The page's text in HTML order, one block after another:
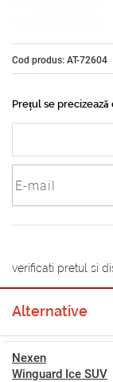
Cod produs: AT-72604
Prețul se
verificati pretul si
Alternative
Nexen
Winguard Ice SUV